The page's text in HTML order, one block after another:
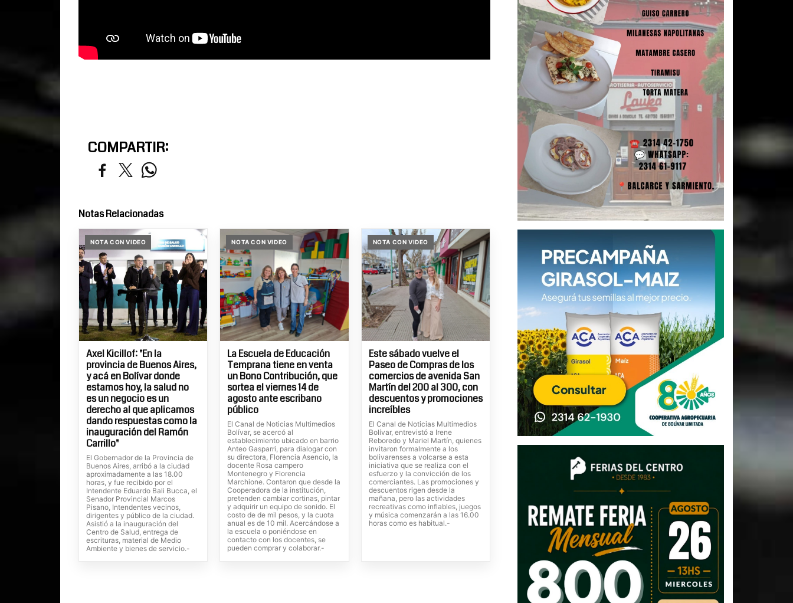
COMPARTIR:
Notas Relacionadas
NOTA CON VIDEO
Axel Kicillof: "En la
provincia de Buenos Aires,
y acá en Bolívar donde
estamos hoy, la salud no
es un negocio es un
derecho al que aplicamos
dando respuestas como la
inauguración del Ramón
Carrillo"
El Gobernador de la Provincia de
Buenos Aires, arribó a la ciudad
aproximadamente a las 18.00
horas, y fue recibido por el
Intendente Eduardo Bali Bucca, el
Senador Provincial Marcos
Pisano, Intendentes vecinos,
dirigentes y público de la ciudad.
Asistió a la inauguración del
Centro de Salud, entrega de
escrituras, material de Medio
Ambiente y bienes de servicio.-
NOTA CON VIDEO
La Escuela de Educación
Temprana tiene en venta
un Bono Contribución, que
sortea el viernes 14 de
agosto ante escribano
público
El Canal de Noticias Multimedios
Bolívar, se acercó al
establecimiento ubicado en barrio
Anteo Gasparri, para dialogar con
su directora, Florencia Asencio, la
docente Rosa campero
Montenegro y Florencia
Marchione. Contaron que desde la
Cooperadora de la institución,
pretenden cambiar cortinas, pintar
y adquirir un equipo de sonido. El
costo de de mil pesos, y la cuota
anual es de 10 mil. Acercándose a
la escuela o poniéndose en
contacto con los docentes, se
pueden comprar y colaborar.-
NOTA CON VIDEO
Este sábado vuelve el
Paseo de Compras de los
comercios de avenida San
Martín del 200 al 300, con
descuentos y promociones
increíbles
El Canal de Noticias Multimedios
Bolívar, entrevistó a Irene
Reboredo y Mariel Martín, quienes
invitaron formalmente a los
bolivarenses a volcarse a esta
iniciativa que se realiza con el
esfuerzo y la convicción de los
comerciantes. Las promociones y
descuentos rigen desde la
mañana, pero las actividades
recreativas como inflables, juegos
y música comenzarán a las 16.00
horas como es habitual.-